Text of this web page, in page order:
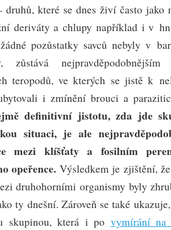
druhů, které se dnes živí často
deriváty a chlupy například i v
pozůstatky savců nebyly v
zůstává
teropodů, ve kterých se jistě k
i zmínění brouci a
definitivní jistotu, zda jde
situaci, je ale
mezi klíšťaty a fosilním
opeřence. Výsledkem je zjištění,
druhohorními organismy byly
ty dnešní. Zároveň se také
skupinou, která i po vymírání